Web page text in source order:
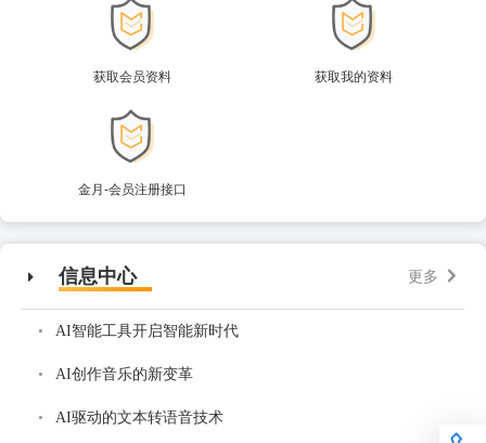
获取会员资料 获取我的资料
金月-会员注册接口
信息中心 更多
AI智能工具开启智能新时代
AI创作音乐的新变革
AI驱动的文本转语音技术